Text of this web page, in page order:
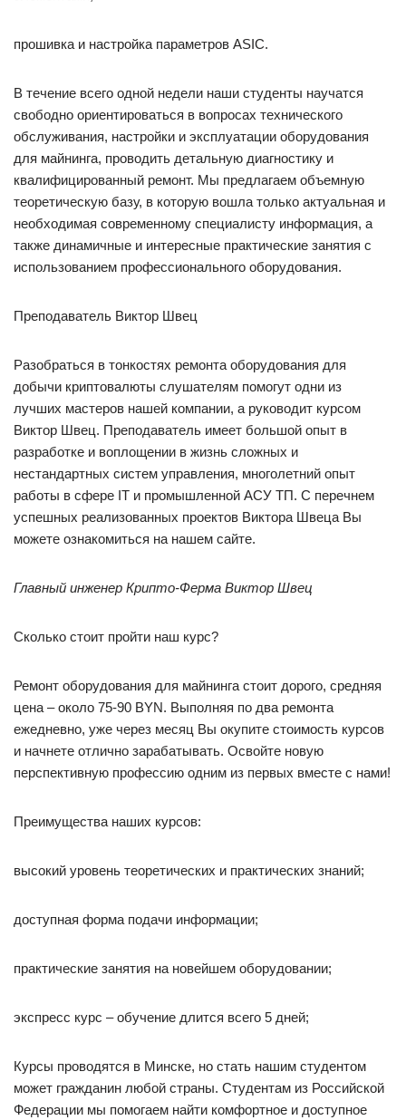
прошивка и настройка параметров ASIC.
В течение всего одной недели наши студенты научатся
свободно ориентироваться в вопросах технического
обслуживания, настройки и эксплуатации оборудования
для майнинга, проводить детальную диагностику и
квалифицированный ремонт. Мы предлагаем объемную
теоретическую базу, в которую вошла только актуальная и
необходимая современному специалисту информация, а
также динамичные и интересные практические занятия с
использованием профессионального оборудования.
Преподаватель Виктор Швец
Разобраться в тонкостях ремонта оборудования для
добычи криптовалюты слушателям помогут одни из
лучших мастеров нашей компании, а руководит курсом
Виктор Швец. Преподаватель имеет большой опыт в
разработке и воплощении в жизнь сложных и
нестандартных систем управления, многолетний опыт
работы в сфере IT и промышленной АСУ ТП. С перечнем
успешных реализованных проектов Виктора Швеца Вы
можете ознакомиться на нашем сайте.
Главный инженер Крипто-Ферма Виктор Швец
Сколько стоит пройти наш курс?
Ремонт оборудования для майнинга стоит дорого, средняя
цена – около 75-90 BYN. Выполняя по два ремонта
ежедневно, уже через месяц Вы окупите стоимость курсов
и начнете отлично зарабатывать. Освойте новую
перспективную профессию одним из первых вместе с нами!
Преимущества наших курсов:
высокий уровень теоретических и практических знаний;
доступная форма подачи информации;
практические занятия на новейшем оборудовании;
экспресс курс – обучение длится всего 5 дней;
Курсы проводятся в Минске, но стать нашим студентом
может гражданин любой страны. Студентам из Российской
Федерации мы помогаем найти комфортное и доступное